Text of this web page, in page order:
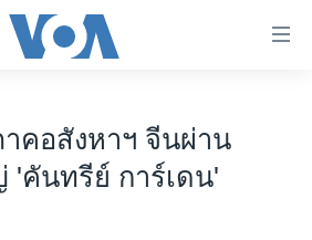
คอสังหาฯ จีนผ่าน
'คันทรีย์ การ์เดน'